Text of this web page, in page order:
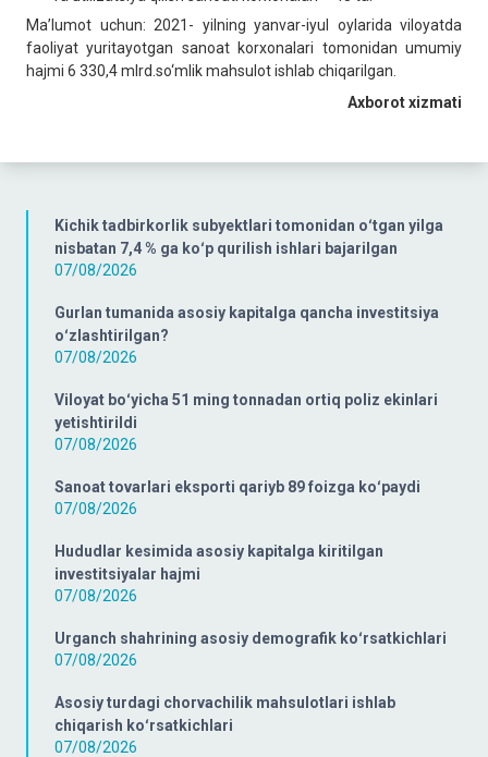
Kichik tadbirkorlik subyektlari tomonidan oʻtgan yilga
nisbatan 7,4 % ga koʻp qurilish ishlari bajarilgan
07/08/2026
Gurlan tumanida asosiy kapitalga qancha investitsiya
oʻzlashtirilgan?
07/08/2026
Viloyat boʻyicha 51 ming tonnadan ortiq poliz ekinlari
yetishtirildi
07/08/2026
Sanoat tovarlari eksporti qariyb 89 foizga koʻpaydi
07/08/2026
Hududlar kesimida asosiy kapitalga kiritilgan
investitsiyalar hajmi
07/08/2026
Urganch shahrining asosiy demografik koʻrsatkichlari
07/08/2026
Asosiy turdagi chorvachilik mahsulotlari ishlab
chiqarish koʻrsatkichlari
07/08/2026
Ma’lumot uchun: 2021- yilning yanvar-iyul oylarida viloyatda
faoliyat yuritayotgan sanoat korxonalari tomonidan umumiy
hajmi 6 330,4 mlrd.so‘mlik mahsulot ishlab chiqarilgan.
Axborot xizmati